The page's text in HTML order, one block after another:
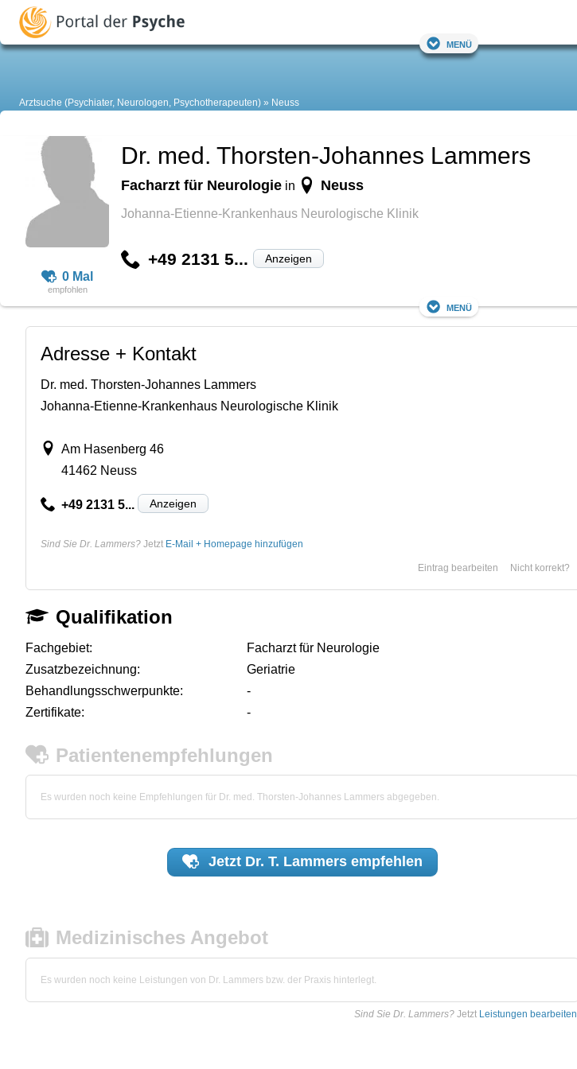
Menü
Arztsuche (Psychiater, Neurologen, Psychotherapeuten) Neuss
0 Mal
Dr. med. Thorsten-Johannes Lammers
Facharzt für Neurologie in Neuss
Johanna-Etienne-Krankenhaus Neurologische Klinik
+49 2131 5... Anzeigen
Menü
Adresse + Kontakt
Dr. med. Thorsten-Johannes Lammers
Johanna-Etienne-Krankenhaus Neurologische Klinik
Am Hasenberg 46
41462 Neuss
+49 2131 5... Anzeigen
Sind Sie Dr. Lammers? Jetzt E-Mail + Homepage hinzufügen
Nicht korrekt?
Eintrag bearbeiten
Qualifikation
Fachgebiet:
Facharzt für Neurologie
Zusatzbezeichnung:
Geriatrie
Behandlungsschwerpunkte:
-
Zertifikate:
-
Patientenempfehlungen
Es wurden noch keine Empfehlungen für Dr. med. Thorsten-Johannes Lammers abgegeben.
Jetzt Dr. T. Lammers empfehlen
Medizinisches Angebot
Es wurden noch keine Leistungen von Dr. Lammers bzw. der Praxis hinterlegt.
Sind Sie Dr. Lammers? Jetzt Leistungen bearbeiten